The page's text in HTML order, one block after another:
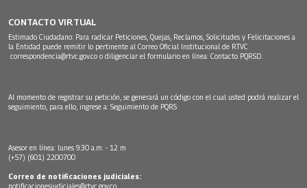
CONTACTO VIRTUAL
Estimado Ciudadano: Para radicar Peticiones, Quejas, Reclamos, Solicitudes y Felicitaciones a
la Entidad puede remitir lo pertinente al Correo Oficial Institucional de RTVC
correspondencia@rtvc.gov.co o diligenciar el formulario en línea: Contacto PQRSD.
Al momento de registrar su petición, se generará un código con el cual usted podrá realizar el
seguimiento, para ello, ingrese a: Seguimiento de PQRS
Asesor en línea: lunes 9:30 a.m. - 12 m
(+57) (601) 2200700
Correo de notificaciones judiciales:
notificacionesjudiciales@rtvc.gov.co